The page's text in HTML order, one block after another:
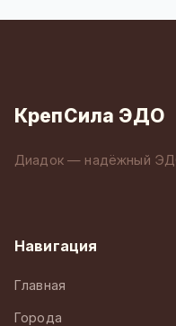
КрепСила ЭДО
Диадок — надёжный
Навигация
Главная
Города